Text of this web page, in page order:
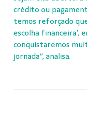
crédito ou
temos reforçado
escolha financeira’,
conquistaremos
jornada”, analisa.